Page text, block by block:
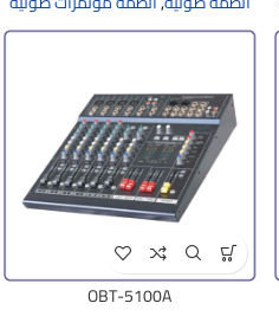
OBT-5100A